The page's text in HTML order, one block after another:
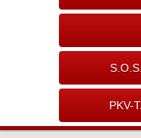
PKV-